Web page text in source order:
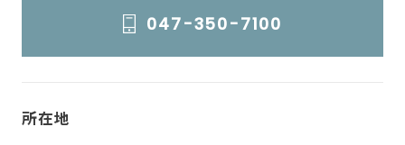
047-350-7100
所在地